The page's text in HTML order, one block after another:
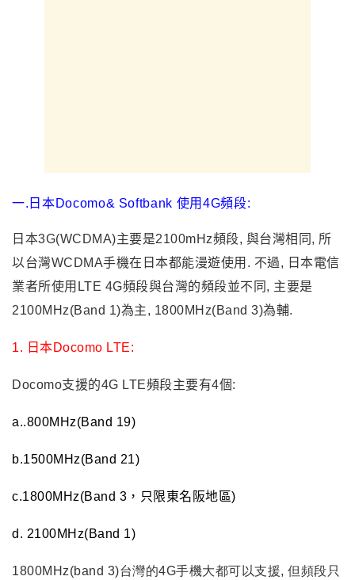
一.日本Docomo& Softbank 使用4G頻段:
日本3G(WCDMA)主要是2100mHz頻段, 與台灣相同, 所
以台灣WCDMA手機在日本都能漫遊使用. 不過, 日本電信
業者所使用LTE 4G頻段與台灣的頻段並不同, 主要是
2100MHz(Band 1)為主, 1800MHz(Band 3)為輔.
1. 日本Docomo LTE:
Docomo支援的4G LTE頻段主要有4個:
a..800MHz(Band 19)
b.1500MHz(Band 21)
c.1800MHz(Band 3，只限東名阪地區)
d. 2100MHz(Band 1)
1800MHz(band 3)台灣的4G手機大都可以支援, 但頻段只